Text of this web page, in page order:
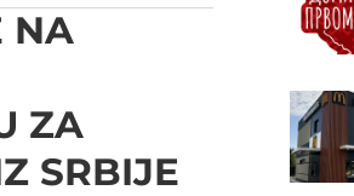
NA
ZA
SRBIJE